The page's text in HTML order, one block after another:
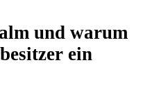
und warum
ein